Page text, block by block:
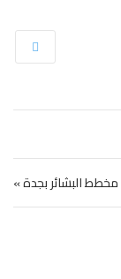
البشائر بجدة »